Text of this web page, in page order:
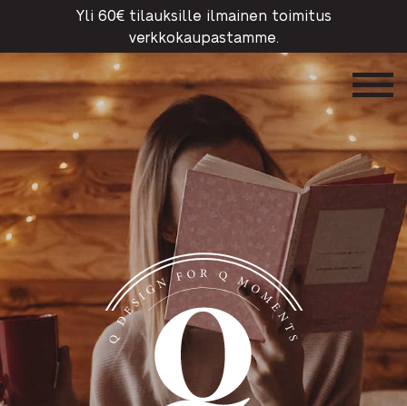
Yli 60€ tilauksille ilmainen toimitus
verkkokaupastamme.